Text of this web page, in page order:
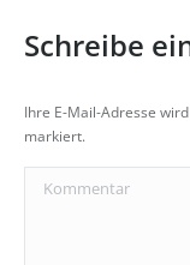
Schreibe
Ihre E-Mail-Adresse
markiert.
Kommentar